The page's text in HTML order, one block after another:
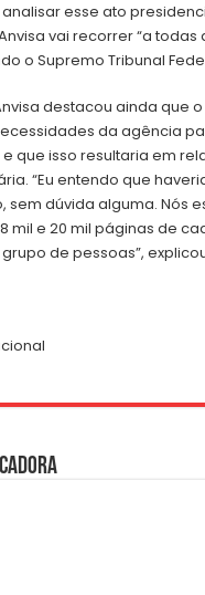
esse ato
vai recorrer “a todas
o Supremo Tribunal
destacou ainda que
da agência
que isso resultaria em
“Eu entendo que
sem dúvida alguma. Nós
mil e 20 mil páginas de
de pessoas”,